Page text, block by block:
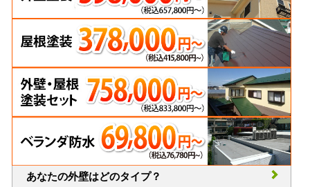
あなたの外壁はどのタイプ？